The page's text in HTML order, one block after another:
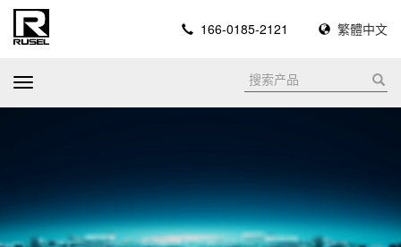
166-0185-2121 繁體中文
T
o
n
a